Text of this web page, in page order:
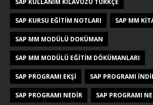
SAP KULLANIM KILAVUZU TÜRKÇE
SAP KURSU EĞITIM NOTLARI SAP MM
SAP MM MODÜLÜ DOKÜMAN
SAP MM MODÜLÜ EĞITIM DÖKÜMANLARI
SAP PROGRAMI EKŞI SAP PROGRAMI
SAP PROGRAMI NEDIR SAP PROGRAMI